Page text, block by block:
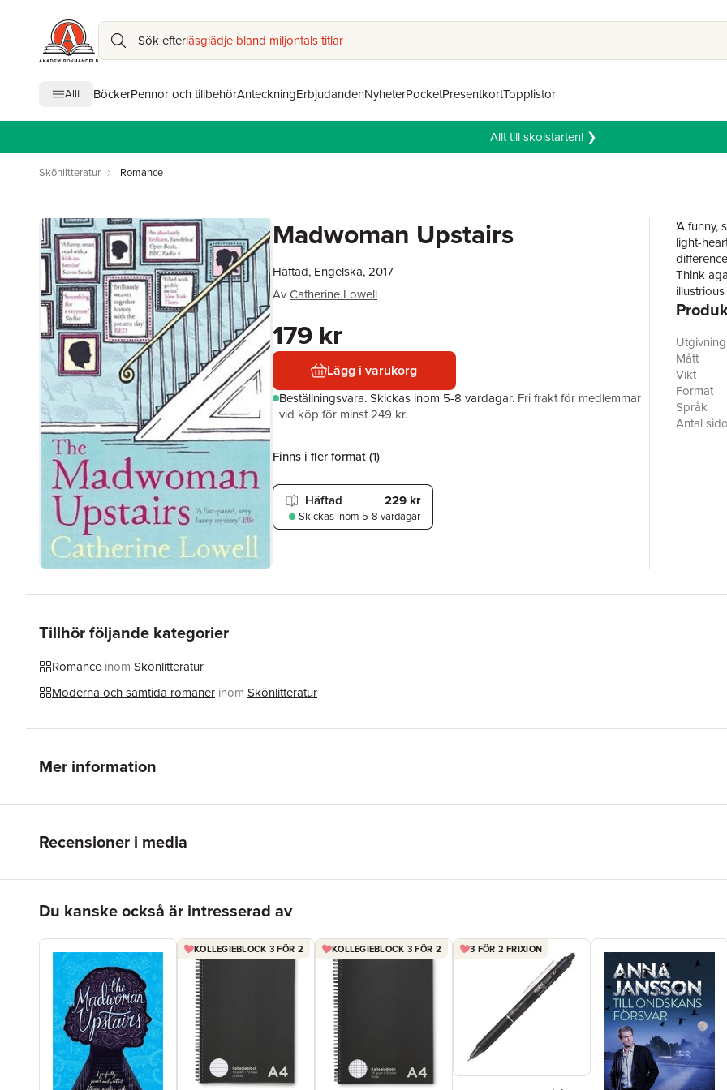
Sök efterläsglädje bland miljontals titlar
Allt BöckerPennor och tillbehörAnteckningErbjudandenNyheterPocketPresentkortTopplistor
Allt till skolstarten! ❯
Skönlitteratur Romance
Madwoman Upstairs
Häftad, Engelska, 2017
AvCatherine Lowell
179 kr
Lägg i varukorg
Beställningsvara.Skickas inom 5-8 vardagar. Fri frakt för medlemmar
vid köp för minst 249 kr.
Finns i fler format (1)
Häftad 229 kr
Skickas inom 5-8 vardagar
'A funny,
light-
Think
losing
in her
own
family
may be
Mått
Vikt
Format
Språk
Antal
Tillhör följande kategorier
Romance inom Skönlitteratur
Moderna och samtida romaner inom Skönlitteratur
Mer information
Recensioner i media
Du kanske också är intresserad av
KOLLEGIEBLOCK 3 FÖR 2 KOLLEGIEBLOCK 3 FÖR 2 3 FÖR 2 FRIXION